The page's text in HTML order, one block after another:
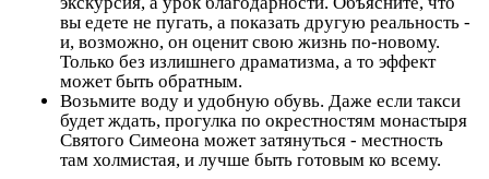
вы едете не пугать, а показать другую реальность -
и, возможно, он оценит свою жизнь по-новому.
Только без излишнего драматизма, а то эффект
может быть обратным.
Возьмите воду и удобную обувь. Даже если такси
будет ждать, прогулка по окрестностям монастыря
Святого Симеона может затянуться - местность
там холмистая, и лучше быть готовым ко всему.